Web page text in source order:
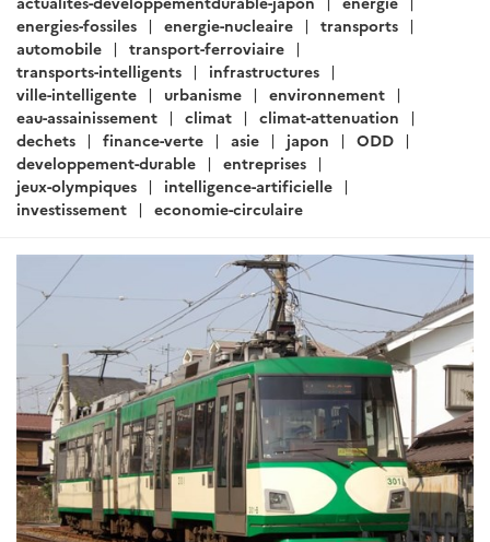
ARTICLE
Actualités Japon - Énergie,
Environnement, Transport,
Rédigé par : SER de Tokyo - Pôle Développement Durable24
janvier 2020
Le gouvernement japonais lance sa nouvelle stratégie
d’innovation environnementale. Le Japon s'associe aux
pays membres de l'ASEAN pour développer l'industrie
aéronautique. Les propos de Shinjiro Koizumi au sujet
d’un projet de centrale à charbon au Vietnam au
premier plan d’un triptyque charbonné. Compact
Cities - Le MLIT renforce les dispositifs de prévention
des risques dans les zones vulnérabl...Lire la suite